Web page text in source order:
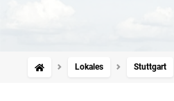
Lokales Stuttgart